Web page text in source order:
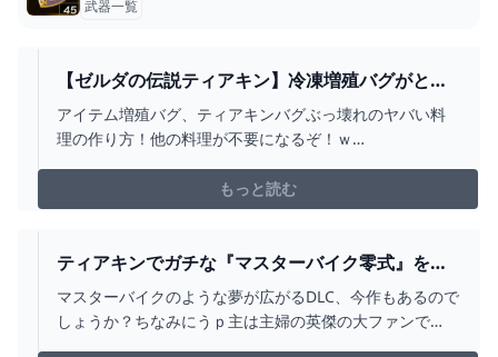
武器一覧
【ゼルダの伝説ティアキン】冷凍増殖バグがとあ
るアイテム集めで最高効率だった件。#ティアーズ
オブザキングダム #ゼルダの伝説 - YOUTUBE
アイテム増殖バグ、ティアキンバグぶっ壊れのヤバい料
理の作り方！他の料理が不要になるぞ！ｗ
方法https://youtu.be/qnaXjXofCh4白銀ライネルをノー
ダメージ（攻撃されない）で簡単に倒す方法
もっと読む
ティアキンでガチな『マスターバイク零式』を作
る方法・・！【ゼルダの伝説 ティアキン】 -
YOUTUBE
マスターバイクのような夢が広がるDLC、今作もあるので
しょうか？ちなみにうｐ主は主婦の英傑の大ファンで